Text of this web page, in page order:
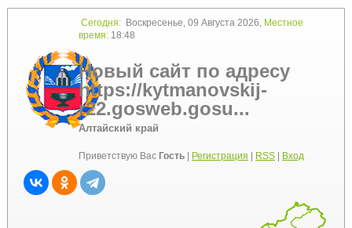
Сегодня:Воскресенье, 09 Августа 2026, Местное
время:18:48
Новый сайт по адресу
https://kytmanovskij-
r22.gosweb.gosu...
Алтайский край
Приветствую Вас Гость| Регистрация RSS| Вход